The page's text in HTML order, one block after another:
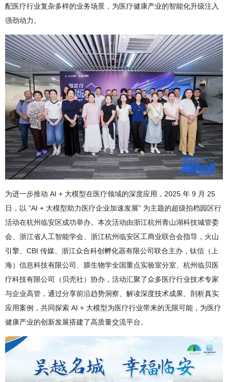
配医疗行业复杂多样的业务场景，为医疗健康产业的智能化升级注入
强劲动力。
为进一步推动 AI + 大模型在医疗领域的深度应用，2025 年 9 月 25
日，以 “AI + 大模型助力医疗企业加速发展” 为主题的超级拍档园区行
活动在杭州临安区成功举办。本次活动由浙江杭州青山湖科技城管委
会、浙江省人工智能学会、浙江杭州临安区工商业联合会指导，火山
引擎、CBI 传媒、浙江众合科创孵化器有限公司联合主办，钛信（上
海）信息科技有限公司、膜生物学全国重点实验室分室、杭州临贝医
疗科技有限公司（贝壳社）协办，活动汇聚了众多医疗行业技术专家
与企业高管，通过分享前沿趋势洞察、解读深度技术成果、剖析真实
应用案例，共同探索 AI + 大模型为医疗行业带来的无限可能，为医疗
健康产业的创新发展搭建了高质量交流平台。